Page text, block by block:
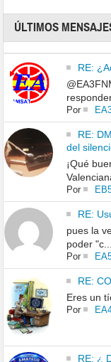
ÚLTIMOS
RE:
Por
RE:
del
¡Qué
Por
RE:
pues la
poder "c...
Por
RE:
Eres un
Por
RE: ¿